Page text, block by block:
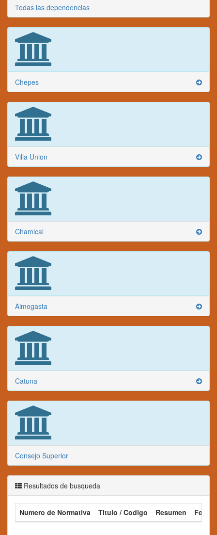
Todas las dependencias
Chepes
Villa Union
Chamical
Aimogasta
Catuna
Consejo Superior
Resultados de busqueda
Numero de Normativa Titulo / Codigo Resumen Fecha